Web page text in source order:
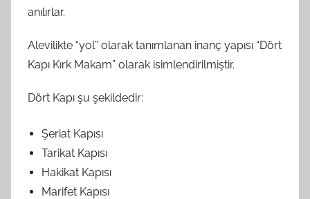
anılırlar.
Alevilikte “yol” olarak tanımlanan inanç yapısı “Dört
Kapı Kırk Makam” olarak isimlendirilmiştir.
Dört Kapı şu şekildedir:
Şeriat Kapısı
Tarikat Kapısı
Hakikat Kapısı
Marifet Kapısı